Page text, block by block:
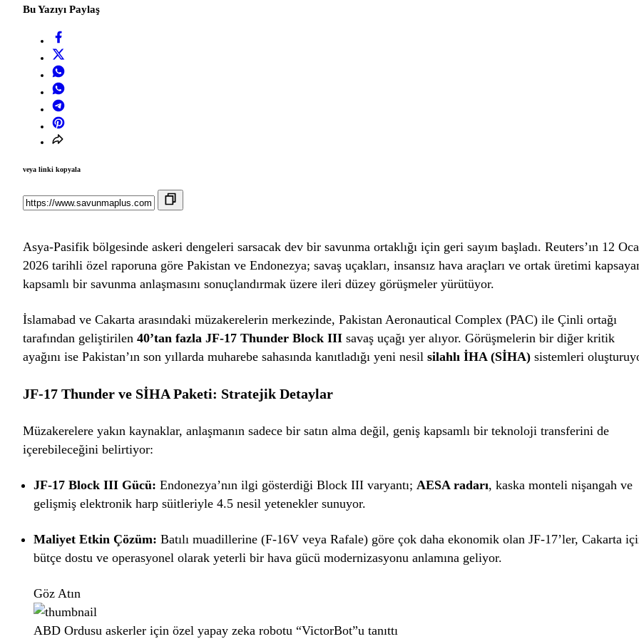
Bu Yazıyı Paylaş
veya linki kopyala
Asya-Pasifik bölgesinde askeri dengeleri sarsacak dev bir savunma ortaklığı için geri sayım başladı. Reuters’ın 12
2026 tarihli özel raporuna göre Pakistan ve Endonezya; savaş uçakları, insansız hava araçları ve ortak üretimi
kapsamlı bir savunma anlaşmasını sonuçlandırmak üzere ileri düzey görüşmeler yürütüyor.
İslamabad ve Cakarta arasındaki müzakerelerin merkezinde, Pakistan Aeronautical Complex (PAC) ile Çinli ortağı
tarafından geliştirilen40’tan fazla JF-17 Thunder Block III savaş uçağı yer alıyor. Görüşmelerin bir diğer kritik
ayağını ise Pakistan’ın son yıllarda muharebe sahasında kanıtladığı yeni nesilsilahlı İHA (SİHA) sistemleri
JF-17 Thunder ve SİHA Paketi: Stratejik Detaylar
Müzakerelere yakın kaynaklar, anlaşmanın sadece bir satın alma değil, geniş kapsamlı bir teknoloji transferini de
içerebileceğini belirtiyor:
JF-17 Block III Gücü: Endonezya’nın ilgi gösterdiği Block III varyantı;AESA radarı, kaska monteli nişangah ve
gelişmiş elektronik harp süitleriyle 4.5 nesil yetenekler sunuyor.
Maliyet Etkin Çözüm: Batılı muadillerine (F-16V veya Rafale) göre çok daha ekonomik olan JF-17’ler, Cakarta
bütçe dostu ve operasyonel olarak yeterli bir hava gücü modernizasyonu anlamına geliyor.
Göz Atın
ABD Ordusu askerler için özel yapay zeka robotu “VictorBot”u tanıttı